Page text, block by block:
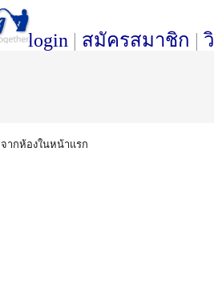
login | สมัครสมาชิก |
จากห้องในหน้าแรก